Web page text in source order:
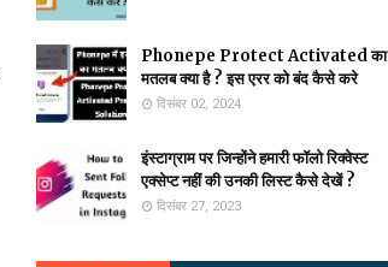
Phonepe Protect Activated का
मतलब क्या है ? इस एरर को बंद कैसे करे
दिसंबर 02, 2024
इंस्टाग्राम पर जिन्होंने हमारी फॉलो रिक्वेस्ट
एक्सेप्ट नहीं की उनकी लिस्ट कैसे देखें ?
दिसंबर 27, 2023